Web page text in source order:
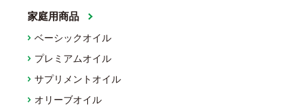
家庭用商品
ベーシックオイル
プレミアムオイル
サプリメントオイル
オリーブオイル